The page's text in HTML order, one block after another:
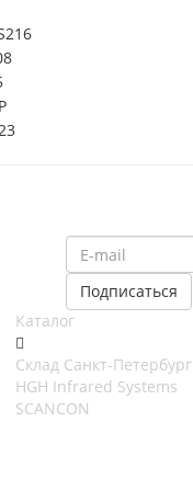
Каталог
Cклад Санкт-Петербург
HGH Infrared Systems
SCANCON